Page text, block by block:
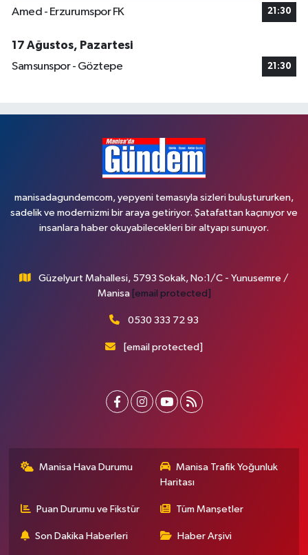
Amed - Erzurumspor FK 21:30
17 Ağustos, Pazartesi
Samsunspor - Göztepe
21:30
manisadagundemcom, yepyeni temasıyla sizleri buluştururken,
sadelik ve modernizmi bir araya getiriyor. Şatafattan kaçınıyor ve
insanlara haber okuyabilecekleri bir altyapı sunuyor.
Güzelyurt Mahallesi, 5793 Sokak, No:1/C - Yunusemre /
Manisa [email protected]
0530 333 72 93
[email protected]
Manisa Hava Durumu
Manisa Trafik Yoğunluk
Haritası
Puan Durumu ve Fikstür Tüm Manşetler
Son Dakika Haberleri Haber Arşivi